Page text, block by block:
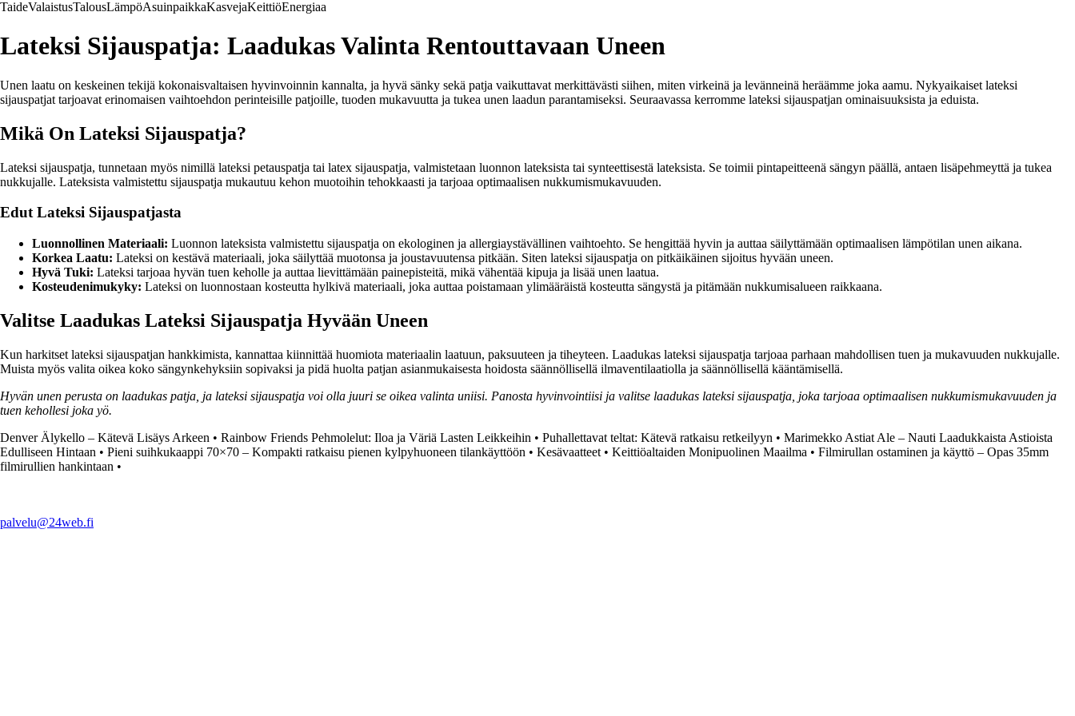
TaideValaistusTalousLämpöAsuinpaikkaKasvejaKeittiöEnergiaa
Lateksi Sijauspatja: Laadukas Valinta Rentouttavaan Uneen
Unen laatu on keskeinen tekijä kokonaisvaltaisen hyvinvoinnin kannalta, ja hyvä sänky sekä patja vaikuttavat merkittävästi siihen, miten virkeinä ja levänneinä heräämme joka aamu. Nykyaikaiset lateksi
sijauspatjat tarjoavat erinomaisen vaihtoehdon perinteisille patjoille, tuoden mukavuutta ja tukea unen laadun parantamiseksi. Seuraavassa kerromme lateksi sijauspatjan ominaisuuksista ja eduista.
Mikä On Lateksi Sijauspatja?
Lateksi sijauspatja, tunnetaan myös nimillä lateksi petauspatja tai latex sijauspatja, valmistetaan luonnon lateksista tai synteettisestä lateksista. Se toimii pintapeitteenä sängyn päällä, antaen lisäpehmeyttä ja tukea
nukkujalle. Lateksista valmistettu sijauspatja mukautuu kehon muotoihin tehokkaasti ja tarjoaa optimaalisen nukkumismukavuuden.
Edut Lateksi Sijauspatjasta
Luonnollinen Materiaali: Luonnon lateksista valmistettu sijauspatja on ekologinen ja allergiaystävällinen vaihtoehto. Se hengittää hyvin ja auttaa säilyttämään optimaalisen lämpötilan unen aikana.
Korkea Laatu: Lateksi on kestävä materiaali, joka säilyttää muotonsa ja joustavuutensa pitkään. Siten lateksi sijauspatja on pitkäikäinen sijoitus hyvään uneen.
Hyvä Tuki: Lateksi tarjoaa hyvän tuen keholle ja auttaa lievittämään painepisteitä, mikä vähentää kipuja ja lisää unen laatua.
Kosteudenimukyky: Lateksi on luonnostaan kosteutta hylkivä materiaali, joka auttaa poistamaan ylimääräistä kosteutta sängystä ja pitämään nukkumisalueen raikkaana.
Valitse Laadukas Lateksi Sijauspatja Hyvään Uneen
Kun harkitset lateksi sijauspatjan hankkimista, kannattaa kiinnittää huomiota materiaalin laatuun, paksuuteen ja tiheyteen. Laadukas lateksi sijauspatja tarjoaa parhaan mahdollisen tuen ja mukavuuden nukkujalle.
Muista myös valita oikea koko sängynkehyksiin sopivaksi ja pidä huolta patjan asianmukaisesta hoidosta säännöllisellä ilmaventilaatiolla ja säännöllisellä kääntämisellä.
Hyvän unen perusta on laadukas patja, ja lateksi sijauspatja voi olla juuri se oikea valinta uniisi. Panosta hyvinvointiisi ja valitse laadukas lateksi sijauspatja, joka tarjoaa optimaalisen nukkumismukavuuden ja
tuen kehollesi joka yö.
Denver Älykello – Kätevä Lisäys Arkeen • Rainbow Friends Pehmolelut: Iloa ja Väriä Lasten Leikkeihin • Puhallettavat teltat: Kätevä ratkaisu retkeilyyn • Marimekko Astiat Ale – Nauti Laadukkaista Astioista
Edulliseen Hintaan • Pieni suihkukaappi 70×70 – Kompakti ratkaisu pienen kylpyhuoneen tilankäyttöön • Kesävaatteet • Keittiöaltaiden Monipuolinen Maailma • Filmirullan ostaminen ja käyttö – Opas 35mm
filmirullien hankintaan •
palvelu@24web.fi